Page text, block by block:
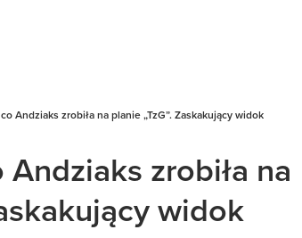
Andziaks zrobiła na planie „TzG”. Zaskakujący widok
Andziaks zrobiła na
widok